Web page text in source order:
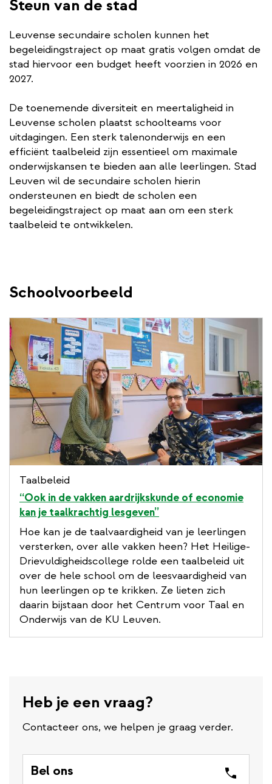
Steun van de stad
Leuvense secundaire scholen kunnen het
begeleidingstraject op maat gratis volgen omdat de
stad hiervoor een budget heeft voorzien in 2026 en
2027.
De toenemende diversiteit en meertaligheid in
Leuvense scholen plaatst schoolteams voor
uitdagingen. Een sterk talenonderwijs en een
efficiënt taalbeleid zijn essentieel om maximale
onderwijskansen te bieden aan alle leerlingen. Stad
Leuven wil de secundaire scholen hierin
ondersteunen en biedt de scholen een
begeleidingstraject op maat aan om een sterk
taalbeleid te ontwikkelen.
Schoolvoorbeeld
Taalbeleid
“Ook in de vakken aardrijkskunde of economie
kan je taalkrachtig lesgeven”
Hoe kan je de taalvaardigheid van je leerlingen
versterken, over alle vakken heen? Het Heilige-
Drievuldigheidscollege rolde een taalbeleid uit
over de hele school om de leesvaardigheid van
hun leerlingen op te krikken. Ze lieten zich
daarin bijstaan door het Centrum voor Taal en
Onderwijs van de KU Leuven.
Heb je een vraag?
Contacteer ons, we helpen je graag verder.
Bel ons